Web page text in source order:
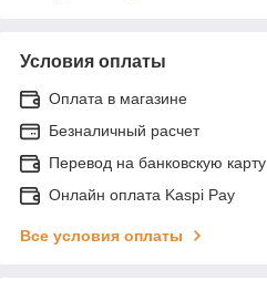
Условия оплаты
Оплата в магазине
Безналичный расчет
Перевод на банковскую карту
Онлайн оплата Kaspi Pay
Все условия оплаты